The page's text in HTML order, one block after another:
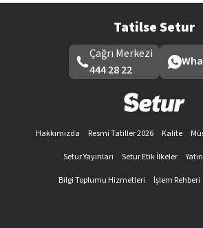
Tatilse Setur
Çağrı Merkezi
444 28 22
Hakkımızda Resmi Tatiller 2026 Kalite
Setur Yayınları
Setur Etik İlkeler
Bilgi Toplumu Hizmetleri
İşlem Rehberi